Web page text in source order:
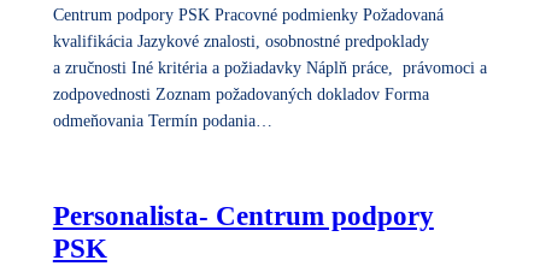
Centrum podpory PSK Pracovné podmienky Požadovaná
kvalifikácia Jazykové znalosti, osobnostné predpoklady
a zručnosti Iné kritéria a požiadavky Náplň práce, právomoci a
zodpovednosti Zoznam požadovaných dokladov Forma
odmeňovania Termín podania…
Personalista- Centrum podpory
PSK